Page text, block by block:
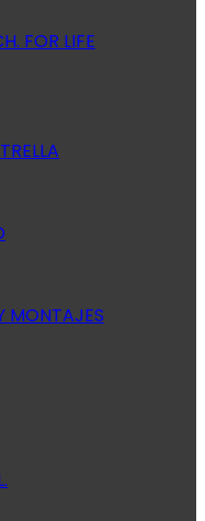
FOR LIFE
MONTAJES